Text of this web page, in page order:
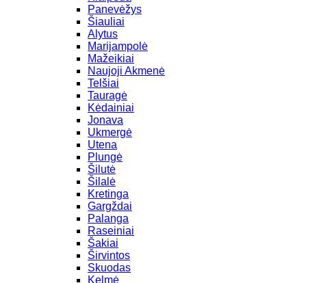
Panevėžys
Šiauliai
Alytus
Marijampolė
Mažeikiai
Naujoji Akmenė
Telšiai
Tauragė
Kėdainiai
Jonava
Ukmergė
Utena
Plungė
Šilutė
Šilalė
Kretinga
Gargždai
Palanga
Raseiniai
Šakiai
Širvintos
Skuodas
Kelmė